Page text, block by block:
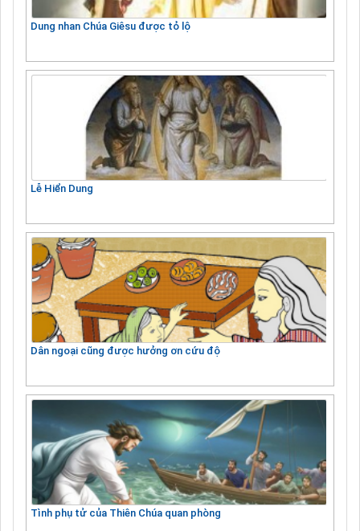
Dung nhan Chúa Giêsu được tỏ lộ
Lễ Hiển Dung
Dân ngoại cũng được hưởng ơn cứu độ
Tình phụ tử của Thiên Chúa quan phòng